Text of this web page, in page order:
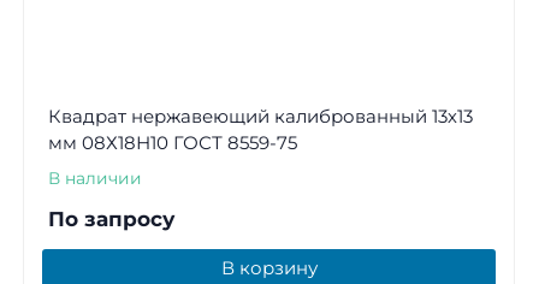
Квадрат нержавеющий калиброванный 13х13
мм 08Х18Н10 ГОСТ 8559-75
В наличии
По запросу
В корзину